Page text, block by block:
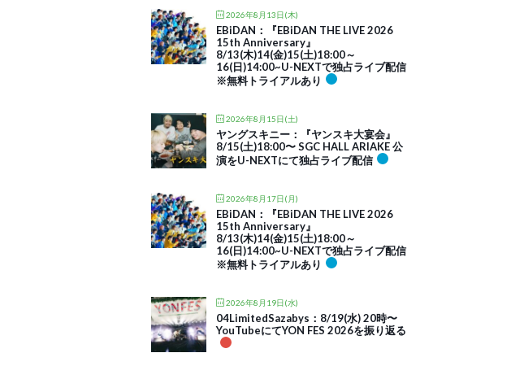
2026年8月13日(木)
EBiDAN：『EBiDAN THE LIVE 2026
15th Anniversary』
8/13(木)14(金)15(土)18:00～
16(日)14:00~U-NEXTで独占ライブ配信
※無料トライアルあり
2026年8月15日(土)
ヤングスキニー：『ヤンスキ大宴会』
8/15(土)18:00〜 SGC HALL ARIAKE 公
演をU-NEXTにて独占ライブ配信
2026年8月17日(月)
EBiDAN：『EBiDAN THE LIVE 2026
15th Anniversary』
8/13(木)14(金)15(土)18:00～
16(日)14:00~U-NEXTで独占ライブ配信
※無料トライアルあり
2026年8月19日(水)
04LimitedSazabys：8/19(水) 20時〜
YouTubeにてYON FES 2026を振り返る